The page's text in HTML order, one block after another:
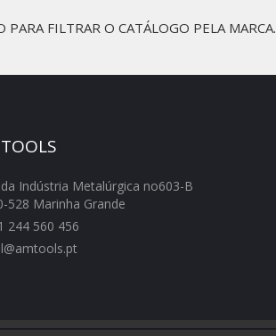
FILTRAR O CATÁLOGO PELA MARCA.
da Indústria Metalúrgica no603-B
528 Marinha Grande
244 560 456